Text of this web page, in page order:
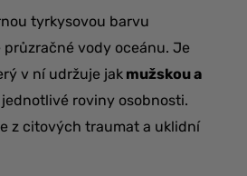
tyrkysovou barvu
vody oceánu. Je
v ní udržuje jak mužskou a
jednotlivé roviny osobnosti.
z citových traumat a uklidní